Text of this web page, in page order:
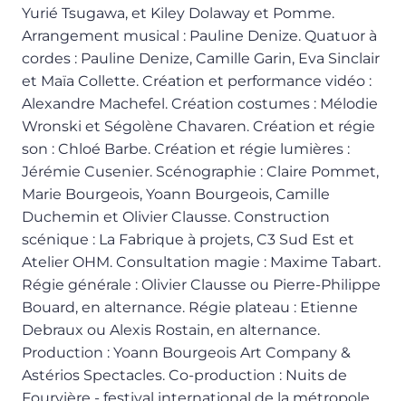
Yurié Tsugawa, et Kiley Dolaway et Pomme.
Arrangement musical : Pauline Denize. Quatuor à
cordes : Pauline Denize, Camille Garin, Eva Sinclair
et Maïa Collette. Création et performance vidéo :
Alexandre Machefel. Création costumes : Mélodie
Wronski et Ségolène Chavaren. Création et régie
son : Chloé Barbe. Création et régie lumières :
Jérémie Cusenier. Scénographie : Claire Pommet,
Marie Bourgeois, Yoann Bourgeois, Camille
Duchemin et Olivier Clausse. Construction
scénique : La Fabrique à projets, C3 Sud Est et
Atelier OHM. Consultation magie : Maxime Tabart.
Régie générale : Olivier Clausse ou Pierre-Philippe
Bouard, en alternance. Régie plateau : Etienne
Debraux ou Alexis Rostain, en alternance.
Production : Yoann Bourgeois Art Company &
Astérios Spectacles. Co-production : Nuits de